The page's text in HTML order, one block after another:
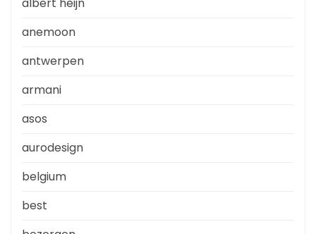
anemoon
antwerpen
armani
asos
aurodesign
belgium
best